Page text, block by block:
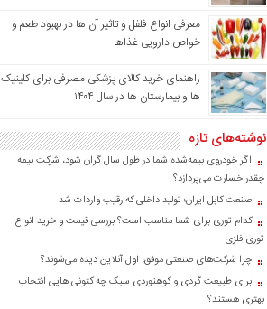
معرفی انواع فلفل و تاثیر آن ‌ها در بهبود طعم و
خواص دارویی غذاها
راهنمای خرید کالای پزشکی مصرفی برای کلینیک
ها و بیمارستان ها در سال ۱۴۰۴
نوشته‌های تازه
اگر خودروی بیمه‌شده شما در طول سال گران شود، شرکت بیمه
چقدر خسارت می‌پردازد؟
صنعت کابل ایران؛ تولید داخلی که رقیب واردات شد
کدام توری برای شما مناسب است؟ بررسی قیمت و خرید انواع
توری فلزی
چرا شرکت‌های صنعتی موفق، اول آنلاین دیده می‌شوند؟
برای طبیعت گردی و کوهنوردی سبک چه کتونی هایی انتخاب
بهتری هستند؟